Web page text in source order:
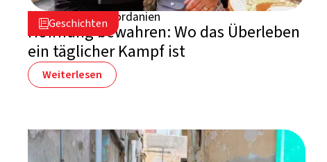
Geschichten
25. März 2026Jordanien
Hoffnung bewahren: Wo das Überleben
ein täglicher Kampf ist
Weiterlesen